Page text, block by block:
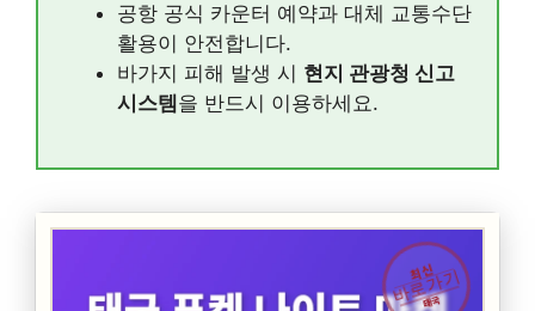
공항 공식 카운터 예약과 대체 교통수단
활용이 안전합니다.
바가지 피해 발생 시 현지 관광청 신고
시스템 을 반드시 이용하세요.
최신
바로가기
태국